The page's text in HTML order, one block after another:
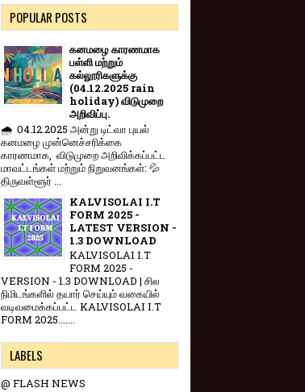
POPULAR POSTS
கனமழை காரணமாக
பள்ளி மற்றும்
கல்லூரிகளுக்கு
(04.12.2025 rain
holiday) விடுமுறை
அறிவிப்பு.
🌧️ 04.12.2025 அன்று டிட்வா புயல்
கனமழை முன்னெச்சரிக்கை
காரணமாக, விடுமுறை அறிவிக்கப்பட்ட
மாவட்டங்கள் மற்றும் நிறுவனங்கள்: 💦
திருவள்ளூர் ...
KALVISOLAI I.T
FORM 2025 -
LATEST VERSION -
1.3 DOWNLOAD
KALVISOLAI I.T
FORM 2025 -
VERSION - 1.3 DOWNLOAD | சில
நிமிடங்களில் தயார் செய்யும் வகையில்
வடிவமைக்கப்பட்ட KALVISOLAI I.T
FORM 2025.......
LABELS
@ FLASH NEWS